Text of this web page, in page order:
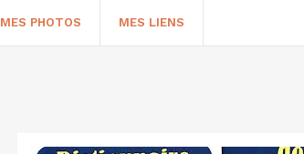
MES PHOTOS MES LIENS